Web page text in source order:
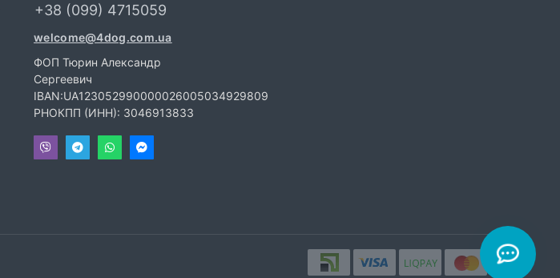
+38 (099) 4715059
welcome@4dog.com.ua
ФОП Тюрин Александр
Сергеевич
IBAN:UA123052990000026005034929809
РНОКПП (ИНН): 3046913833